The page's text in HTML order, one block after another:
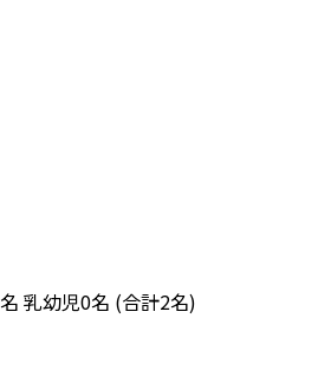
乳幼児0名 (合計2名)